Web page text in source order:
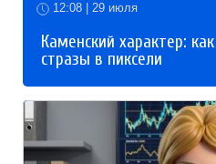
12:08 | 29 июля
Каменский характер:
стразы в пиксели